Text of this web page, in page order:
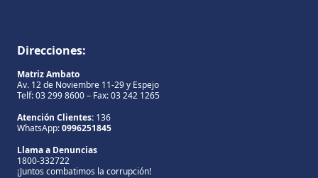
Direcciones:
Matriz Ambato
Av. 12 de Noviembre 11-29 y Espejo
Telf: 03 299 8600 – Fax: 03 242 1265
Atención Clientes: 136
WhatsApp:0996251845
Llama a Denuncias
1800-332722
¡Juntos combatimos la corrupción!